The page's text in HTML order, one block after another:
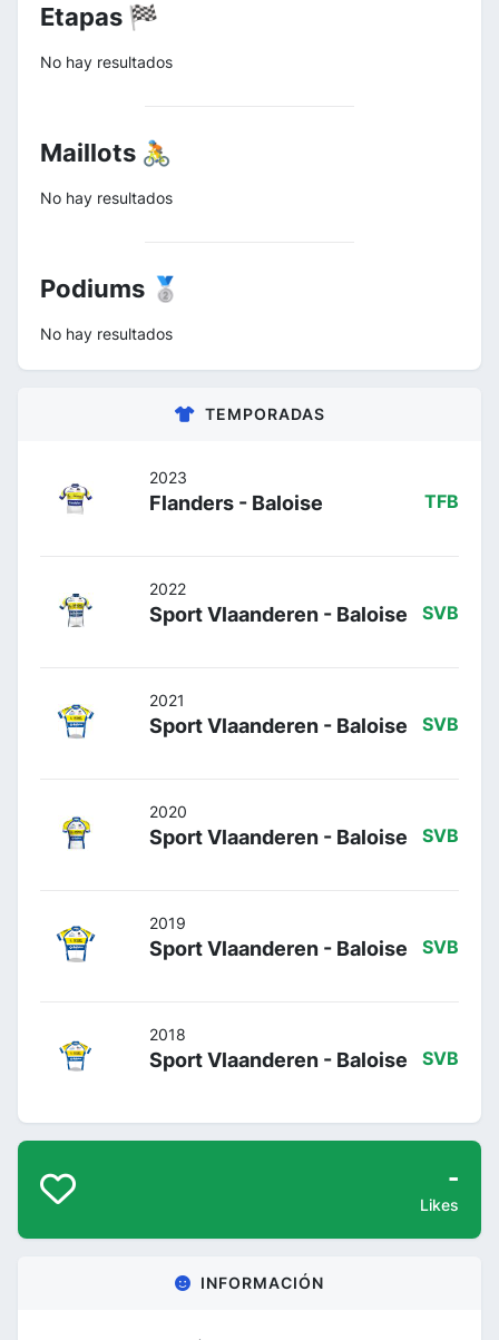
Etapas 🏁
No hay resultados
Maillots 🚴
No hay resultados
Podiums 🥈
No hay resultados
TEMPORADAS
2023
Flanders - Baloise TFB
2022
Sport Vlaanderen - Baloise SVB
2021
Sport Vlaanderen - Baloise SVB
2020
Sport Vlaanderen - Baloise SVB
2019
Sport Vlaanderen - Baloise SVB
2018
Sport Vlaanderen - Baloise SVB
-
Likes
INFORMACIÓN